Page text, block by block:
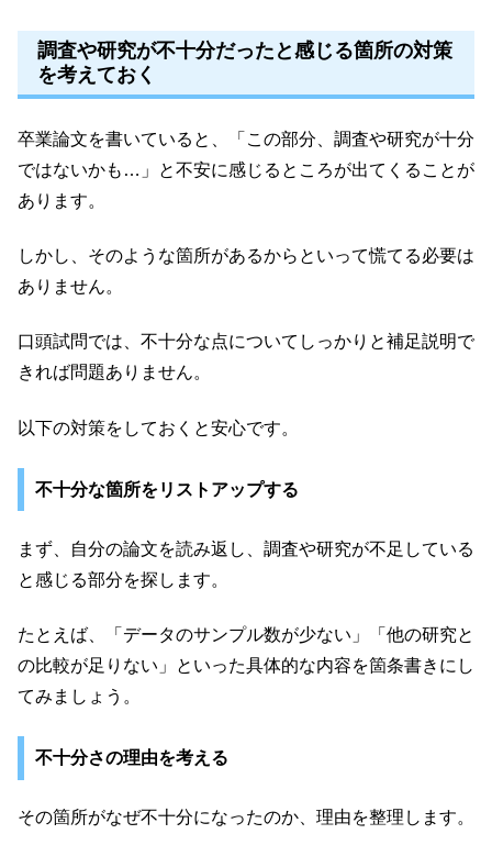
調査や研究が不十分だったと感じる箇所の対策
を考えておく
卒業論文を書いていると、「この部分、調査や研究が十分
ではないかも…」と不安に感じるところが出てくることが
あります。
しかし、そのような箇所があるからといって慌てる必要は
ありません。
口頭試問では、不十分な点についてしっかりと補足説明で
きれば問題ありません。
以下の対策をしておくと安心です。
不十分な箇所をリストアップする
まず、自分の論文を読み返し、調査や研究が不足している
と感じる部分を探します。
たとえば、「データのサンプル数が少ない」「他の研究と
の比較が足りない」といった具体的な内容を箇条書きにし
てみましょう。
不十分さの理由を考える
その箇所がなぜ不十分になったのか、理由を整理します。